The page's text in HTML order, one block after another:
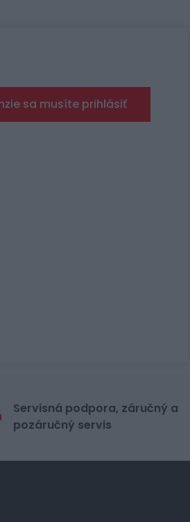
sa musíte prihlásiť
Servisná podpora, záručný a
pozáručný servis